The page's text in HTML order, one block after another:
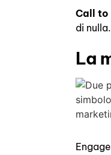
Call to
di nulla.
La